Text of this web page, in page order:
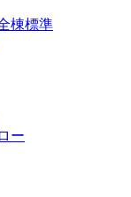
棟標準
ー